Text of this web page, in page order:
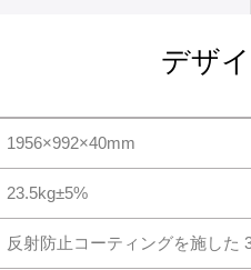
デザ
1956×992×40mm
23.5kg±5%
反射防止コーティングを施した